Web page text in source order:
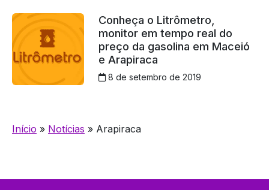
Conheça o Litrômetro,
monitor em tempo real do
preço da gasolina em Maceió
e Arapiraca
8 de setembro de 2019
Início » Notícias » Arapiraca